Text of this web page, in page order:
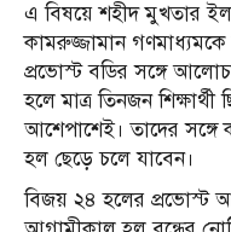
এ বিষয়ে শহীদ মুখতার
কামরুজ্জামান গণমাধ্যমকে
প্রভোস্ট বডির সঙ্গে
হলে মাত্র তিনজন
আশেপাশেই। তাদের
হল ছেড়ে চলে যাবেন।
বিজয় ২৪ হলের প্রভোস্ট